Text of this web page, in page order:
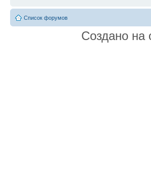
Список форумов
Создано на